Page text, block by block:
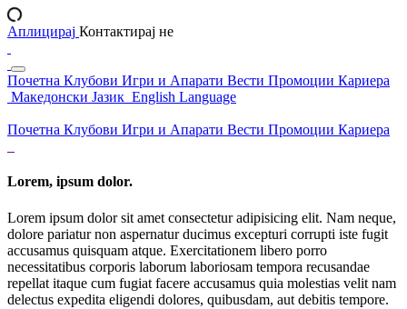
Аплицирај Контактирај не
Почетна Клубови Игри и Апарати Вести Промоции Кариера
Македонски Јазик English Language
Почетна Клубови Игри и Апарати Вести Промоции Кариера
Lorem, ipsum dolor.
Lorem ipsum dolor sit amet consectetur adipisicing elit. Nam neque,
dolore pariatur non aspernatur ducimus excepturi corrupti iste fugit
accusamus quisquam atque. Exercitationem libero porro
necessitatibus corporis laborum laboriosam tempora recusandae
repellat itaque cum fugiat facere accusamus quia molestias velit nam
delectus expedita eligendi dolores, quibusdam, aut debitis tempore.